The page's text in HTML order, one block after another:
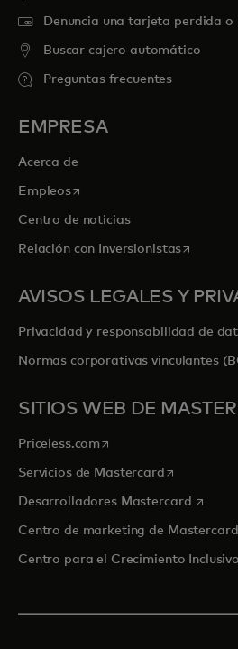
Denuncia una tarjeta perdida o
Buscar cajero automático
Preguntas frecuentes
EMPRESA
Acerca de
Empleosse abre en una pestaña
Centro de noticias
Relación con Inversionistasse abre
AVISOS LEGALES Y
Privacidad y responsabilidad de
Normas corporativas vinculantes
SITIOS WEB DE
Priceless.com se abre en una pestaña
Servicios de Mastercardse abre en
Desarrolladores Mastercard se
Centro de marketing de Mastercard
Centro para el Crecimiento Inclusivo